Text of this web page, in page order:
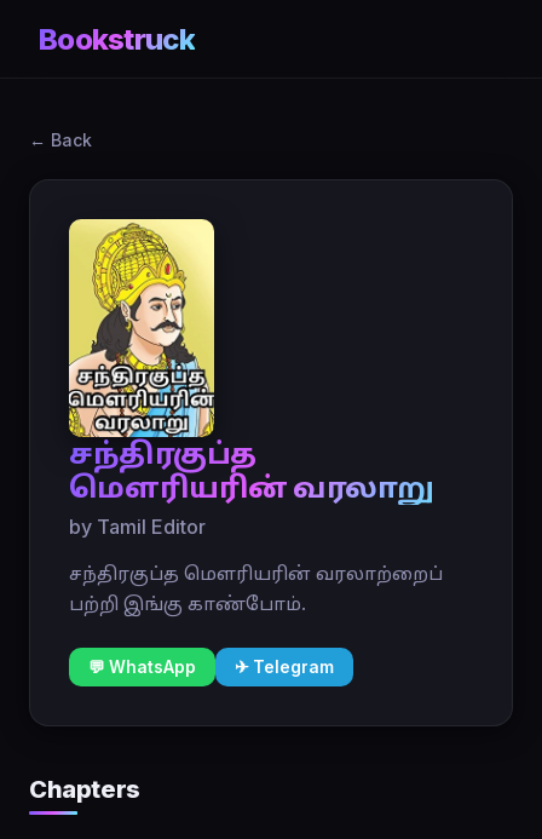
Bookstruck
← Back
சந்திரகுப்த
மௌரியரின் வரலாறு
by Tamil Editor
சந்திரகுப்த மௌரியரின் வரலாற்றைப்
பற்றி இங்கு காண்போம்.
💬 WhatsApp ✈ Telegram
Chapters